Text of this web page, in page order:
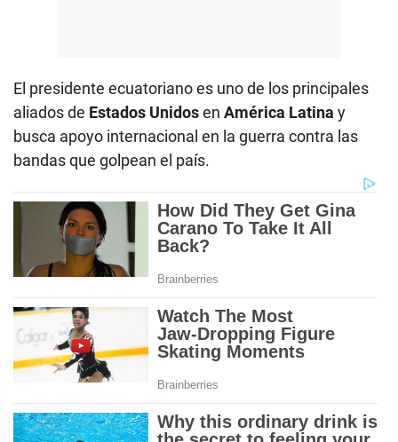
El presidente ecuatoriano es uno de los principales
aliados de Estados Unidosen América Latina y
busca apoyo internacional en la guerra contra las
bandas que golpean el país.